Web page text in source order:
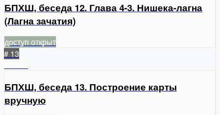
БПХШ, беседа 12. Глава 4-3. Нишека-лагна
(Лагна зачатия)
доступ открыт
# 13
БПХШ, беседа 13. Построение карты
вручную